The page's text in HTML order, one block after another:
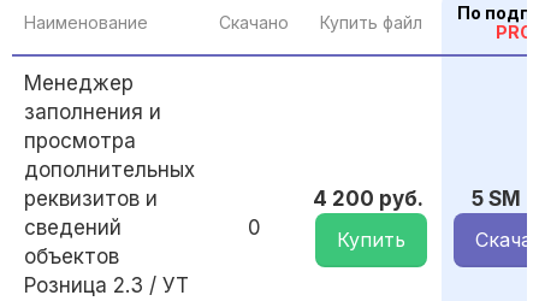
Наименование Скачано Купить файл
По
PRO
Менеджер
заполнения и
просмотра
дополнительных
реквизитов и
сведений
объектов
Розница 2.3 / УТ
0
4 200 руб.
Купить
5 SM